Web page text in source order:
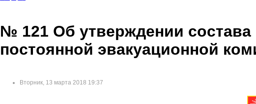
№ 121 Об утверждении состава
постоянной эвакуационной
Вторник, 13 марта 2018 19:37